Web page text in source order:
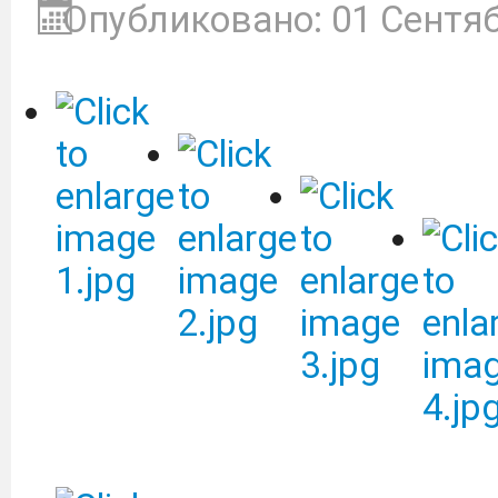
доступ к
"Просвещение" ЭБС
следующей ссылке:
Цифровые плакаты,
осмотрительности
телекоммуникационных
Опубликовано: 01